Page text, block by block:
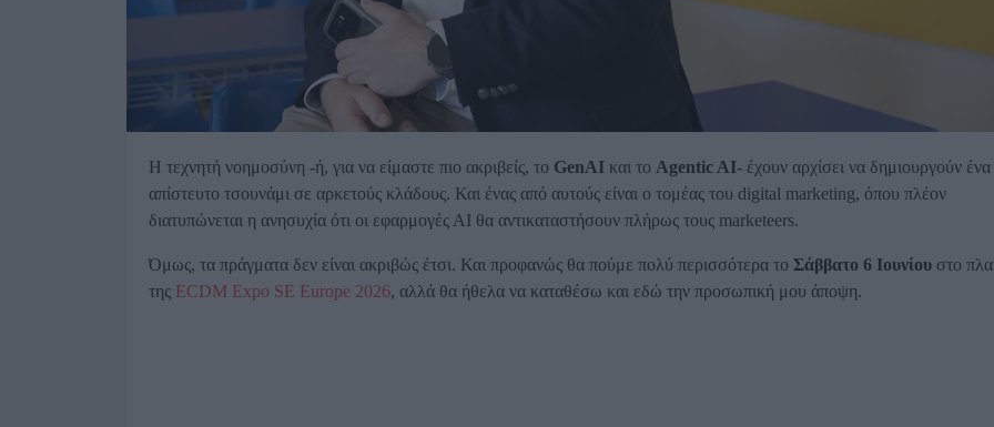
Η τεχνητή νοημοσύνη -ή, για να είμαστε πιο ακριβείς, το GenAI και το Agentic AI- έχουν αρχίσει να δημιουργούν ένα
απίστευτο τσουνάμι σε αρκετούς κλάδους. Και ένας από αυτούς είναι ο τομέας του digital marketing, όπου πλέον
διατυπώνεται η ανησυχία ότι οι εφαρμογές ΑΙ θα αντικαταστήσουν πλήρως τους marketeers.
Όμως, τα πράγματα δεν είναι ακριβώς έτσι. Και προφανώς θα πούμε πολύ περισσότερα το Σάββατο 6 Ιουνίου στο
της ECDM Expo SE Europe 2026, αλλά θα ήθελα να καταθέσω και εδώ την προσωπική μου άποψη.